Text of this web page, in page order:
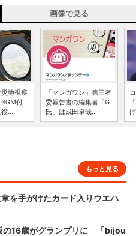
画像で見る
地視察
付
...
「マンガワン」第三者
委報告書の編集者「G
氏」は成田卓哉...
もっと見る
を手がけたカード入りウエハ
の16歳がグランプリに 「bijou